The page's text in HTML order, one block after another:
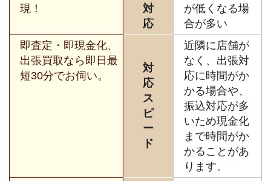
現！
対
応
が低くなる場
合が多い
即査定・即現金化、
出張買取なら即日最
短30分でお伺い。
対
応
ス
ピ
ー
ド
近隣に店舗が
なく、出張対
応に時間がか
かる場合や、
振込対応が多
いため現金化
まで時間がか
かることがあ
ります。